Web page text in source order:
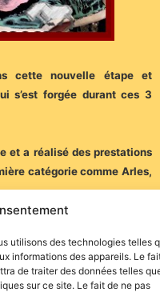
utilisons des technologies telles
informations des appareils. Le
de traiter des données telles
sur ce site. Le fait de ne pas
cette nouvelle étape et
s’est forgée durant ces 3
et a réalisé des prestations
catégorie comme Arles,